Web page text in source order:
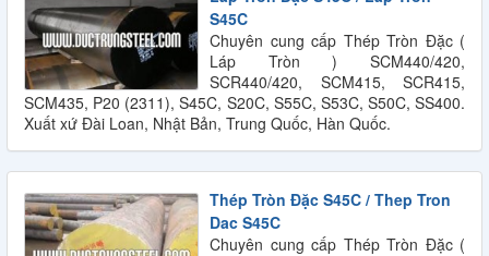
S45C
Chuyên cung cấp Thép Tròn Đặc (
Láp Tròn ) SCM440/420,
SCR440/420, SCM415, SCR415,
SCM435, P20 (2311), S45C, S20C, S55C, S53C, S50C, SS400.
Xuất xứ Đài Loan, Nhật Bản, Trung Quốc, Hàn Quốc.
Thép Tròn Đặc S45C / Thep Tron
Dac S45C
Chuyên cung cấp Thép Tròn Đặc (